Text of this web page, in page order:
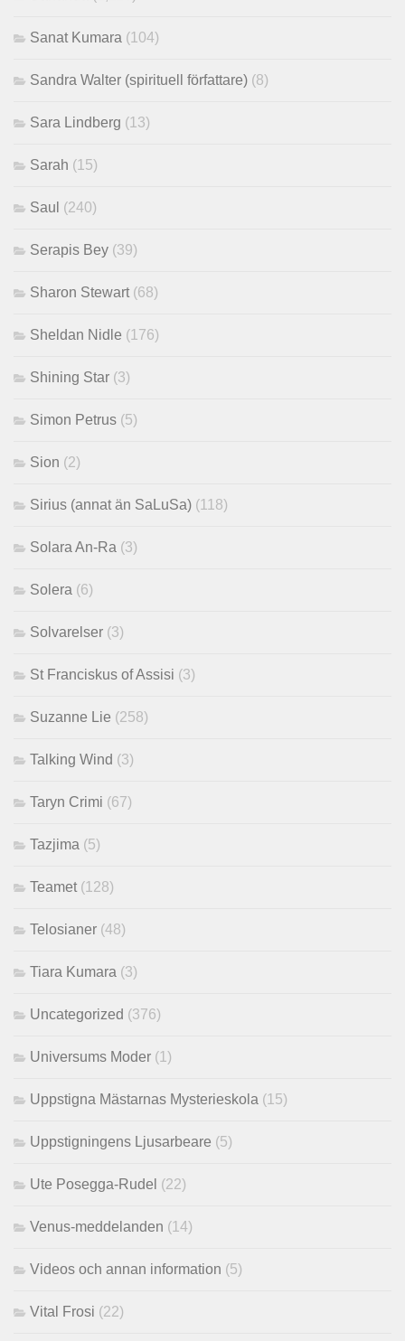
Sanat Kumara (104)
Sandra Walter (spirituell författare) (8)
Sara Lindberg (13)
Sarah (15)
Saul (240)
Serapis Bey (39)
Sharon Stewart (68)
Sheldan Nidle (176)
Shining Star (3)
Simon Petrus (5)
Sion (2)
Sirius (annat än SaLuSa) (118)
Solara An-Ra (3)
Solera (6)
Solvarelser (3)
St Franciskus of Assisi (3)
Suzanne Lie (258)
Talking Wind (3)
Taryn Crimi (67)
Tazjima (5)
Teamet (128)
Telosianer (48)
Tiara Kumara (3)
Uncategorized (376)
Universums Moder (1)
Uppstigna Mästarnas Mysterieskola (15)
Uppstigningens Ljusarbeare (5)
Ute Posegga-Rudel (22)
Venus-meddelanden (14)
Videos och annan information (5)
Vital Frosi (22)